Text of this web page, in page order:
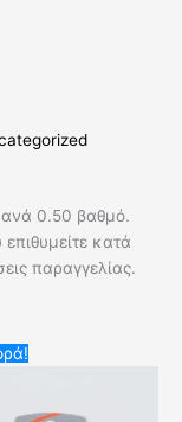
ανά 0.50 βαθμό.
κατά
παραγγελίας.